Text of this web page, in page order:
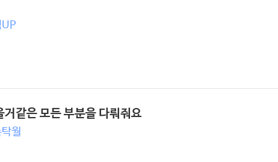
같은 모든 부분을 다뤄줘요
월